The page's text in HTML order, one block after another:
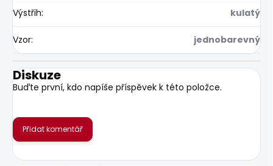
Výstřih: kulatý
Vzor: jednobarevný
Diskuze
Buďte první, kdo napíše příspěvek k této položce.
Přidat komentář